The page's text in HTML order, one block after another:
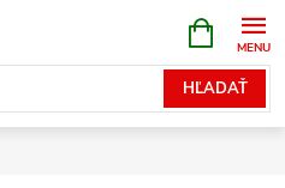
HĽADAŤ
KOŠÍK